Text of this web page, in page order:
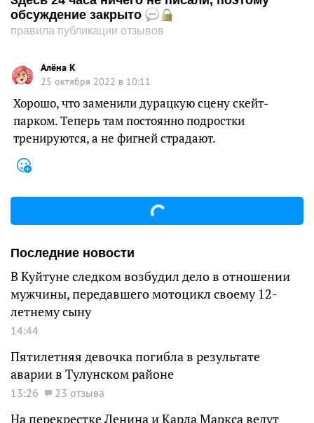
обсуждение закрыто
правила публикации отзывов
Алёна К
25 октября 2022 в 10:11
Хорошо, что заменили дурацкую сцену скейт-
парком. Теперь там постоянно подростки
тренируются, а не фигней страдают.
Последние новости
В Куйтуне следком возбудил дело в отношении
мужчины, передавшего мотоцикл своему 12-
летнему сыну
14:44
Пятилетняя девочка погибла в результате
аварии в Тулунском районе
13:26 23 отзыва
На перекрестке Ленина и Карла Маркса ведут